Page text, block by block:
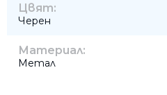
Цвят:
Черен
Материал:
Метал